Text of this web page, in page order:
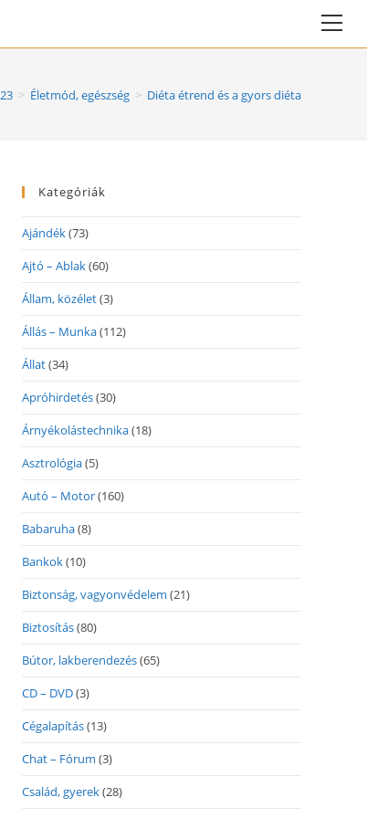
23 > Életmód, egészség > Diéta étrend és a gyors diéta
Kategóriák
Ajándék(73)
Ajtó – Ablak(60)
Állam, közélet(3)
Állás – Munka(112)
Állat(34)
Apróhirdetés(30)
Árnyékolástechnika(18)
Asztrológia(5)
Autó – Motor(160)
Babaruha(8)
Bankok(10)
Biztonság, vagyonvédelem (21)
Biztosítás(80)
Bútor, lakberendezés(65)
CD – DVD(3)
Cégalapítás(13)
Chat – Fórum (3)
Család, gyerek(28)